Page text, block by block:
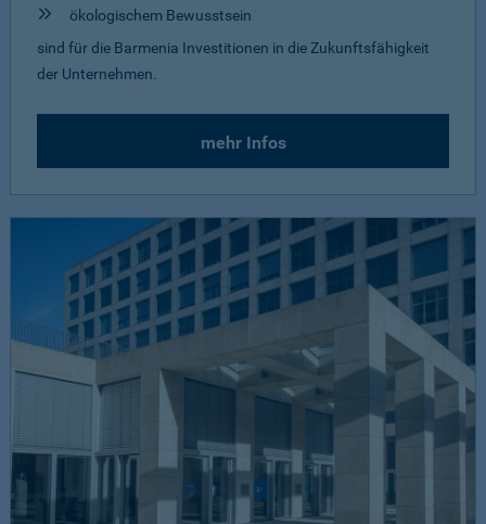
ökologischem Bewusstsein
sind für die Barmenia Investitionen in die Zukunftsfähigkeit
der Unternehmen.
mehr Infos